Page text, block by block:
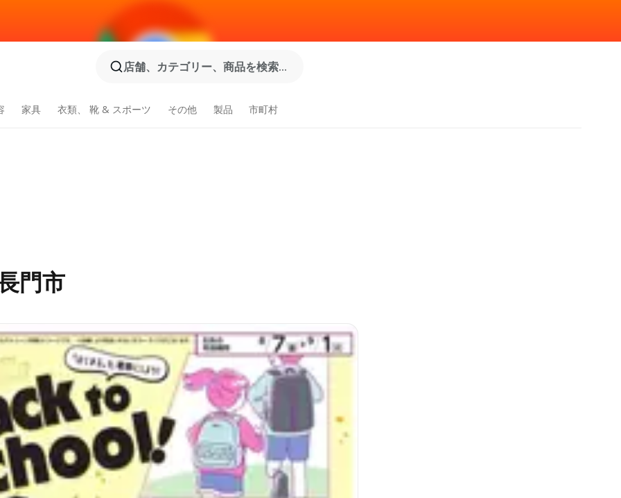
店舗、カテゴリー、商品を検索...
家具 衣類、 靴 & スポーツ その他 製品 市町村
門市